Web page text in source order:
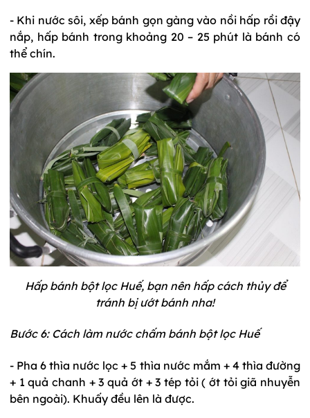
- Khi nước sôi, xếp bánh gọn gàng vào nồi hấp rồi đậy
nắp, hấp bánh trong khoảng 20 – 25 phút là bánh có
thể chín.
Hấp bánh bột lọc Huế, bạn nên hấp cách thủy để
tránh bị ướt bánh nha!
Bước 6: Cách làm nước chấm bánh bột lọc Huế
- Pha 6 thìa nước lọc + 5 thìa nước mắm + 4 thìa đường
+ 1 quả chanh + 3 quả ớt + 3 tép tỏi ( ớt tỏi giã nhuyễn
bên ngoài). Khuấy đều lên là được.